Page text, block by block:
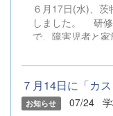
しくお願いします。 〇文化部：e-ス
普段の活動の様
果について 現在
ト」を主に行い
ト」は５人対５
す。そのため、た
時間を過ごす事
さんが描いたデ
らしく、つい手
たてのコーヒー
香りにも癒され
者の参加も多く、
してくださいまし
６月17日(水)、
しました。 研修
で、障害児者と
流があったとの
お知らせ 07/24